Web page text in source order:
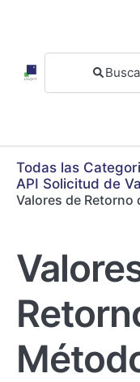
Todas las
​API Solicitud de
Valores de Retorno